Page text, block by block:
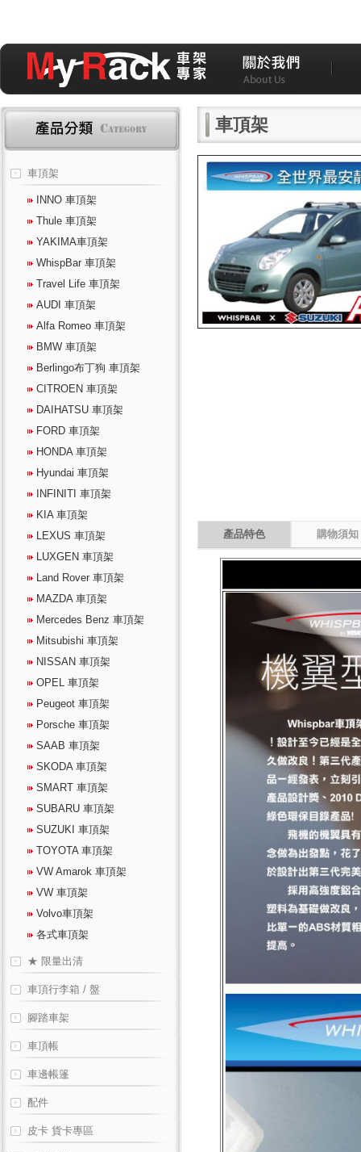
車頂架
INNO 車頂架
Thule 車頂架
YAKIMA車頂架
WhispBar 車頂架
Travel Life 車頂架
AUDI 車頂架
Alfa Romeo 車頂架
BMW 車頂架
Berlingo布丁狗 車頂架
CITROEN 車頂架
DAIHATSU 車頂架
FORD 車頂架
HONDA 車頂架
Hyundai 車頂架
INFINITI 車頂架
KIA 車頂架
LEXUS 車頂架
LUXGEN 車頂架
Land Rover 車頂架
MAZDA 車頂架
Mercedes Benz 車頂架
Mitsubishi 車頂架
NISSAN 車頂架
OPEL 車頂架
Peugeot 車頂架
Porsche 車頂架
SAAB 車頂架
SKODA 車頂架
SMART 車頂架
SUBARU 車頂架
SUZUKI 車頂架
TOYOTA 車頂架
VW Amarok 車頂架
VW 車頂架
Volvo車頂架
各式車頂架
★ 限量出清
車頂行李箱 / 盤
腳踏車架
車頂帳
車邊帳篷
配件
皮卡 貨卡專區
車頂架